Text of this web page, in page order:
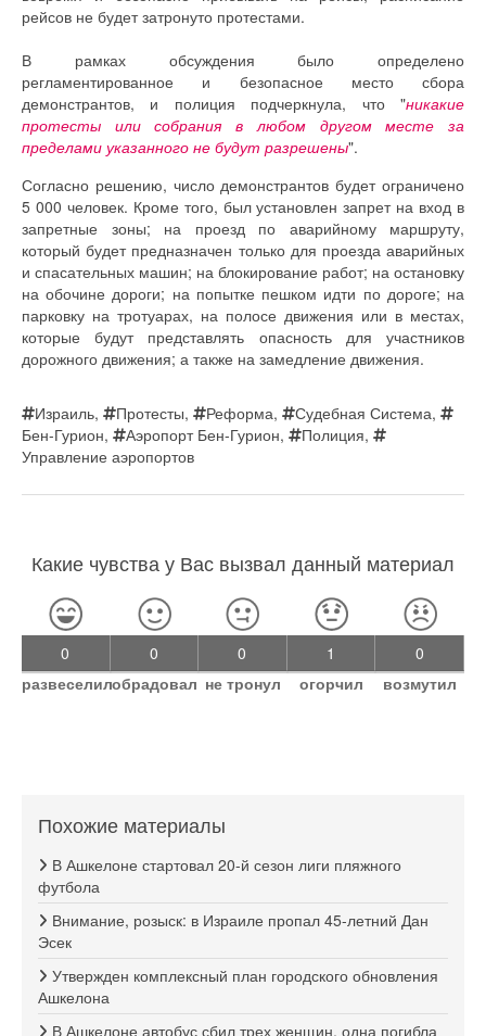
рейсов не будет затронуто протестами.
В рамках обсуждения было определено
регламентированное и безопасное место сбора
демонстрантов, и полиция подчеркнула, что "никакие
протесты или собрания в любом другом месте за
пределами указанного не будут разрешены".
Согласно решению, число демонстрантов будет ограничено
5 000 человек. Кроме того, был установлен запрет на вход в
запретные зоны; на проезд по аварийному маршруту,
который будет предназначен только для проезда аварийных
и спасательных машин; на блокирование работ; на остановку
на обочине дороги; на попытке пешком идти по дороге; на
парковку на тротуарах, на полосе движения или в местах,
которые будут представлять опасность для участников
дорожного движения; а также на замедление движения.
Израиль, Протесты, Реформа, Судебная Система,
Бен-Гурион, Аэропорт Бен-Гурион, Полиция,
Управление аэропортов
Какие чувства у Вас вызвал данный материал
0
развеселил
0
обрадовал
0
не тронул
1
огорчил
0
возмутил
Похожие материалы
В Ашкелоне стартовал 20-й сезон лиги пляжного
футбола
Внимание, розыск: в Израиле пропал 45-летний Дан
Эсек
Утвержден комплексный план городского обновления
Ашкелона
В Ашкелоне автобус сбил трех женщин, одна погибла